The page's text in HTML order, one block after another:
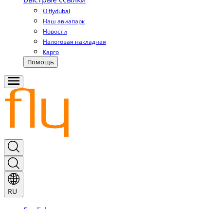
О flydubai
Наш авиапарк
Новости
Налоговая накладная
Карго
Помощь
RU